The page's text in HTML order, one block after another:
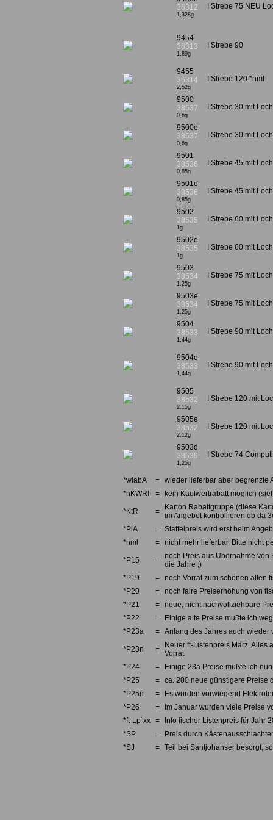
36312
1,328g
I Strebe 75 NEU
9454
36313
1,89g
I Strebe 90
9455
36314
2,52g
I Strebe 120 *nml
9500
38537
0,6g
I Strebe 30 mit
9500e
38537
0,6g
I Strebe 30 mit
9501
38536
0,85g
I Strebe 45 mit
9501e
38536
0,85g
I Strebe 45 mit
9502
38535
1g
I Strebe 60 mit
9502e
38535
1g
I Strebe 60 mit
9503
38534
1,25g
I Strebe 75 mit
9503e
38534
1,25g
I Strebe 75 mit
9504
38533
1,44g
I Strebe 90 mit
9504e
38533
1,44g
I Strebe 90 mit
9505
38532
2,15g
I Strebe 120 mit
9505e
38532
2,12g
I Strebe 120 mit
9503d
38539
1,25g
I Strebe 74
*wlabA = wieder lieferbar aber begrenzte
*nKWR!
= kein Kaufwertrabatt möglich
*KtR =
Karton Rabattgruppe (diese
im Angebot kontrollieren ob da
*PiA
= Staffelpreis wird erst beim
*nml
= nicht mehr lieferbar. Bitte nicht
*P15 = noch Preis aus Übernahme von
die Jahre ;)
*P19
= noch Vorrat zum schönen alten
*P20
= noch faire Preiserhöhung von
*P21
= neue, nicht nachvollziehbare
*P22
=
Einige alte Preise mußte ich
*P23a
= Anfang des Jahres auch
*P23n =
Neuer ft-Listenpreis März. Alles
Vorrat
*P24
=
Einige 23a Preise mußte ich
*P25
= ca. 200 neue günstigere Preise
*P25n
=
Es wurden vorwiegend
*P26
=
Im Januar wurden viele Preise
*ft-Lp´xx =
Info fischer Listenpreis für Jahr
*SP
=
Preis durch
*SJ
= Teil bei Santjohanser besorgt,